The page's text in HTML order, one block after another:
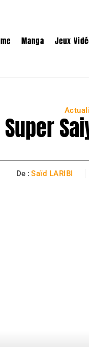
Manga Jeux
De : Saïd LARIBI